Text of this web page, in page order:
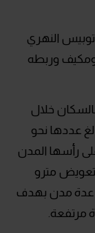
النهري
ومكيف وربطه
خلال
عددها نحو
رأسها المدن
مترو
عدة مدن بهدف
مرتفعة.